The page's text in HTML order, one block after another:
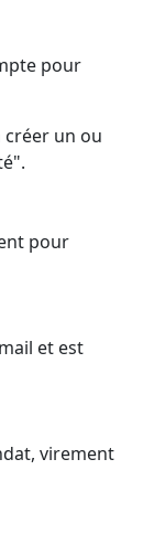
pour
créer un ou
pour
et est
virement